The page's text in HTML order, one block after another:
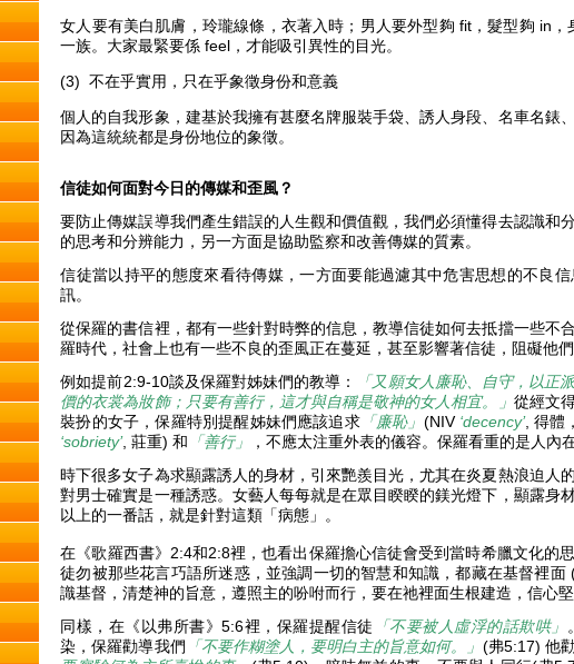
女人要有美白肌膚，玲瓏線條，衣著入時；男人要外型夠 fit，髮型夠 in
一族。大家最緊要係 feel，才能吸引異性的目光。
(3) 不在乎實用，只在乎象徵身份和意義
個人的自我形象，建基於我擁有甚麼名牌服裝手袋、誘人身段、名車名錶
因為這統統都是身份地位的象徵。
信徒如何面對今日的傳媒和歪風？
要防止傳媒誤導我們產生錯誤的人生觀和價值觀，我們必須懂得去認識和
的思考和分辨能力，另一方面是協助監察和改善傳媒的質素。
信徒當以持平的態度來看待傳媒，一方面要能過濾其中危害思想的不良
訊。
從保羅的書信裡，都有一些針對時弊的信息，教導信徒如何去抵擋一些不
羅時代，社會上也有一些不良的歪風正在蔓延，甚至影響著信徒，阻礙他們
例如提前2:9-10談及保羅對姊妹們的教導：
「又願女人廉恥、自守，以正
價的衣裳為妝飾；只要有善行，這才與自稱是敬神的女人相宜。」 從經文
裝扮的女子，保羅特別提醒姊妹們應該追求「廉恥」 (NIV ‘decency’, 得體
‘sobriety’, 莊重) 和 「善行」
，不應太注重外表的儀容。保羅看重的是人內
時下很多女子為求顯露誘人的身材，引來艷羨目光，尤其在炎夏熱浪迫人
對男士確實是一種誘惑。女藝人每每就是在眾目睽睽的鎂光燈下，顯露身
以上的一番話，就是針對這類「病態」。
在《歌羅西書》2:4和2:8裡，也看出保羅擔心信徒會受到當時希臘文化的
徒勿被那些花言巧語所迷惑，並強調一切的智慧和知識，都藏在基督裡
識基督，清楚神的旨意，遵照主的吩咐而行，要在祂裡面生根建造，信心
同樣，在《以弗所書》5:6裡，保羅提醒信徒
「不要被人虛浮的話欺哄」
染，保羅勸導我們 「不要作糊塗人，要明白主的旨意如何。」 (弗5:17) 他